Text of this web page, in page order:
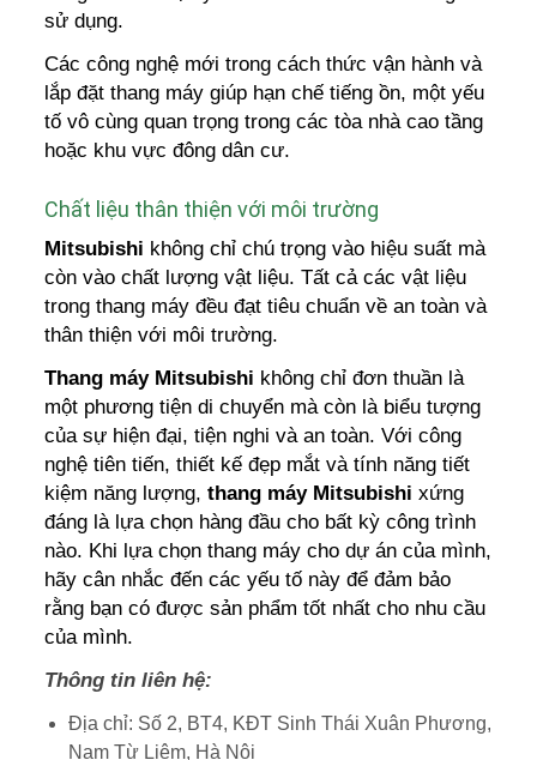
sử dụng.
Các công nghệ mới trong cách thức vận hành và
lắp đặt thang máy giúp hạn chế tiếng ồn, một yếu
tố vô cùng quan trọng trong các tòa nhà cao tầng
hoặc khu vực đông dân cư.
Chất liệu thân thiện với môi trường
Mitsubishi không chỉ chú trọng vào hiệu suất mà
còn vào chất lượng vật liệu. Tất cả các vật liệu
trong thang máy đều đạt tiêu chuẩn về an toàn và
thân thiện với môi trường.
Thang máy Mitsubishi không chỉ đơn thuần là
một phương tiện di chuyển mà còn là biểu tượng
của sự hiện đại, tiện nghi và an toàn. Với công
nghệ tiên tiến, thiết kế đẹp mắt và tính năng tiết
kiệm năng lượng,thang máy Mitsubishi xứng
đáng là lựa chọn hàng đầu cho bất kỳ công trình
nào. Khi lựa chọn thang máy cho dự án của mình,
hãy cân nhắc đến các yếu tố này để đảm bảo
rằng bạn có được sản phẩm tốt nhất cho nhu cầu
của mình.
Thông tin liên hệ:
Địa chỉ: Số 2, BT4, KĐT Sinh Thái Xuân Phương,
Nam Từ Liêm, Hà Nội